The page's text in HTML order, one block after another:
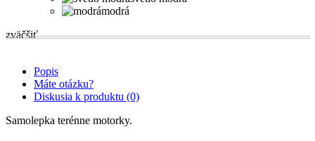
modrá
zväčšiť
Popis
Máte otázku?
Diskusia k produktu (0)
Samolepka terénne motorky.